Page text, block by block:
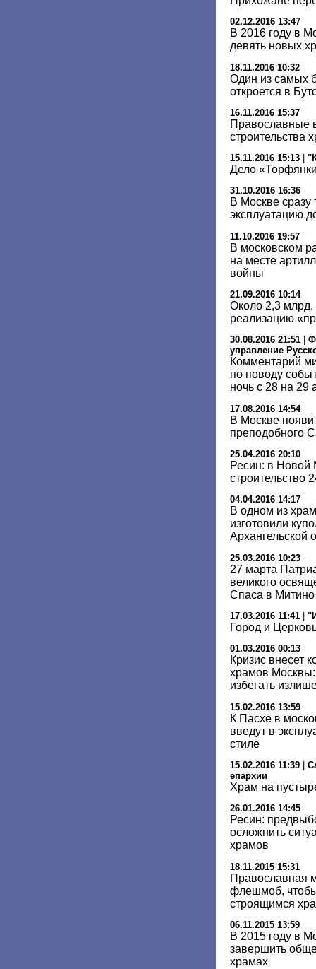
02.12.2016 13:47
В 2016 году в
девять новых
18.11.2016 10:32
Один из самых
откроется в
16.11.2016 15:37
Православные
строительства
15.11.2016 15:13
Дело
31.10.2016 16:36
В Москве сразу
эксплуатацию
11.10.2016 19:57
В московском
на месте
войны
21.09.2016 10:14
Около 2,3 млрд.
реализацию
30.08.2016 21:51
управление
Комментарий
по поводу
ночь с 28 на 29
17.08.2016 14:54
В Москве
преподобного
25.04.2016 20:10
Ресин: в Новой
строительство
04.04.2016 14:17
В одном из
изготовили
Архангельской
25.03.2016 10:23
27 марта
великого
Спаса в Митино
17.03.2016 11:41
Город и
01.03.2016 00:13
Кризис внесет
храмов Москвы:
избегать
15.02.2016 13:59
К Пасхе в
введут в
стиле
15.02.2016 11:39
епархии
Храм на
26.01.2016 14:45
Ресин:
осложнить
храмов
18.11.2015 15:31
Православная
флешмоб,
строящимся
06.11.2015 13:59
В 2015 году в
завершить
храмах